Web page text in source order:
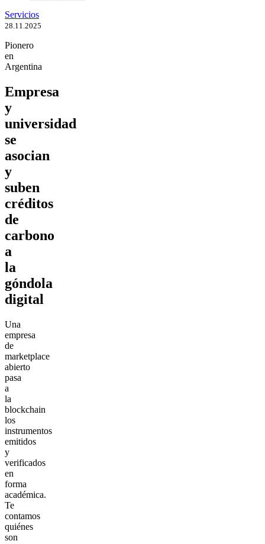
Servicios
28.11.2025
Pionero
en
Argentina
Empresa
y
universidad
se
asocian
y
suben
créditos
de
carbono
a
la
góndola
digital
Una
empresa
de
marketplace
abierto
pasa
a
la
blockchain
los
instrumentos
emitidos
y
verificados
en
forma
académica.
Te
contamos
quiénes
son